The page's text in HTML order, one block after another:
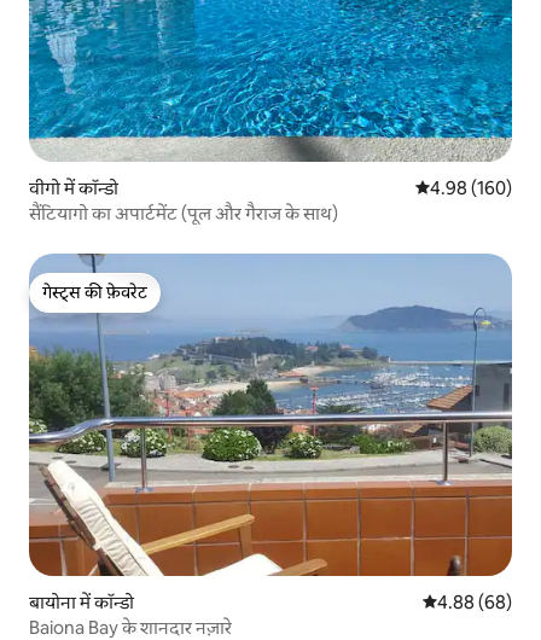
वीगो में कॉन्डो औसत रेटिंग 5 में से
4.98 (160)
सैंटियागो का अपार्टमेंट (पूल और गैराज के साथ)
गेस्ट्स की फ़ेवरेट
गेस्ट्स की फ़ेवरेट
बायोना में कॉन्डो औसत रेटिंग 5 में
4.88 (68)
Baiona Bay के शानदार नज़ारे